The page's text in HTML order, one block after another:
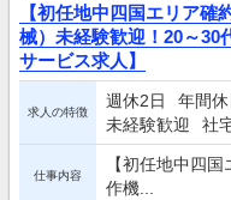
【初任地中四国エリア
械）未経験歓迎！20～30
サービス求人】
求人の特徴
週休2日 年間
未経験歓迎
社
仕事内容
【初任地中四
作機...